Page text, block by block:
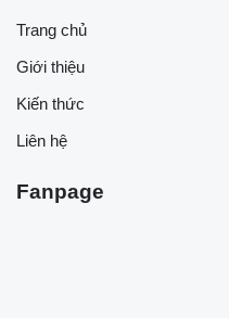
Trang chủ
Giới thiệu
Kiến thức
Liên hệ
Fanpage